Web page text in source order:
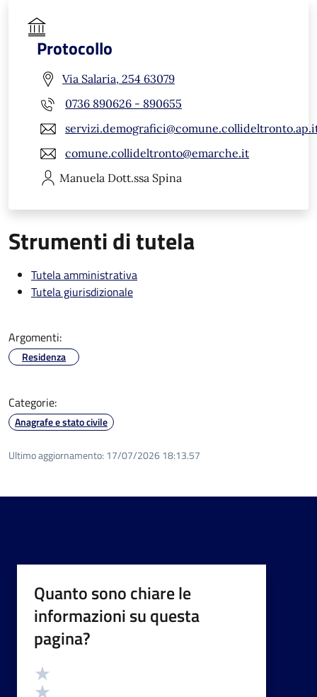
Protocollo
Via Salaria, 254 63079
0736 890626 - 890655
comune.collideltronto@emarche.it
Manuela Dott.ssa Spina
Strumenti di tutela
Tutela amministrativa
Tutela giurisdizionale
Argomenti:
Residenza
Categorie:
Anagrafe e stato civile
Ultimo aggiornamento: 17/07/2026 18:13.57
Quanto sono chiare le
informazioni su questa
pagina?
Valutazione